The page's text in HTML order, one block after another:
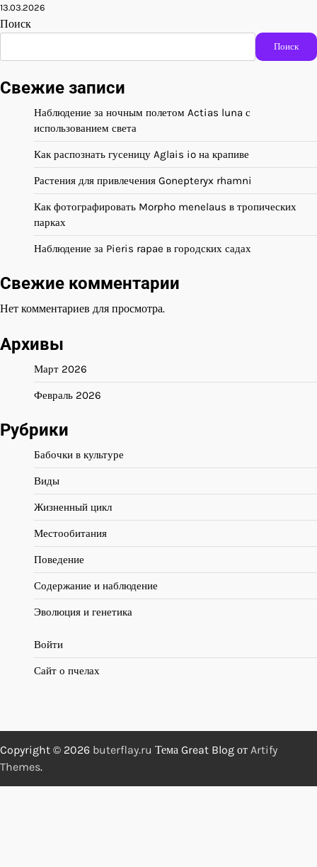
13.03.2026
Поиск
Поиск
Свежие записи
Наблюдение за ночным полетом Actias luna с
использованием света
Как распознать гусеницу Aglais io на крапиве
Растения для привлечения Gonepteryx rhamni
Как фотографировать Morpho menelaus в тропических
парках
Наблюдение за Pieris rapae в городских садах
Свежие комментарии
Нет комментариев для просмотра.
Архивы
Март 2026
Февраль 2026
Рубрики
Бабочки в культуре
Виды
Жизненный цикл
Местообитания
Поведение
Содержание и наблюдение
Эволюция и генетика
Войти
Сайт о пчелах
Copyright © 2026 buterflay.ru Тема Great Blog от Artify
Themes.